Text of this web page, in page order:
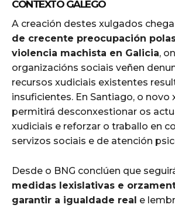
CONTEXTO GALEGO
A creación destes xulgados chega
de crecente preocupación
violencia machista en Galicia,
organizacións sociais veñen
recursos xudiciais existentes
insuficientes. En Santiago, o novo
permitirá desconxestionar os
xudiciais e reforzar o traballo en
servizos sociais e de atención
Desde o BNG conclúen que
medidas lexislativas e
garantir a igualdade real e